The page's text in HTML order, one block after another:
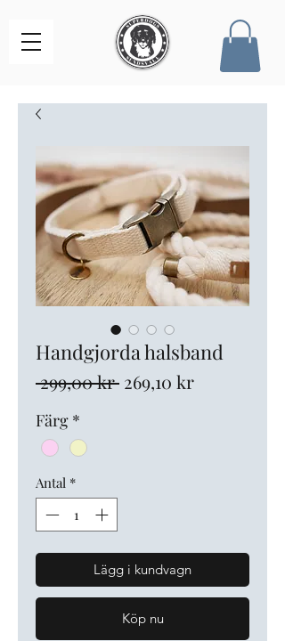
Handgjorda halsband
299,00 kr Ordinarie
269,10 krReapris
Färg *
Antal *
Lägg i kundvagn
Köp nu